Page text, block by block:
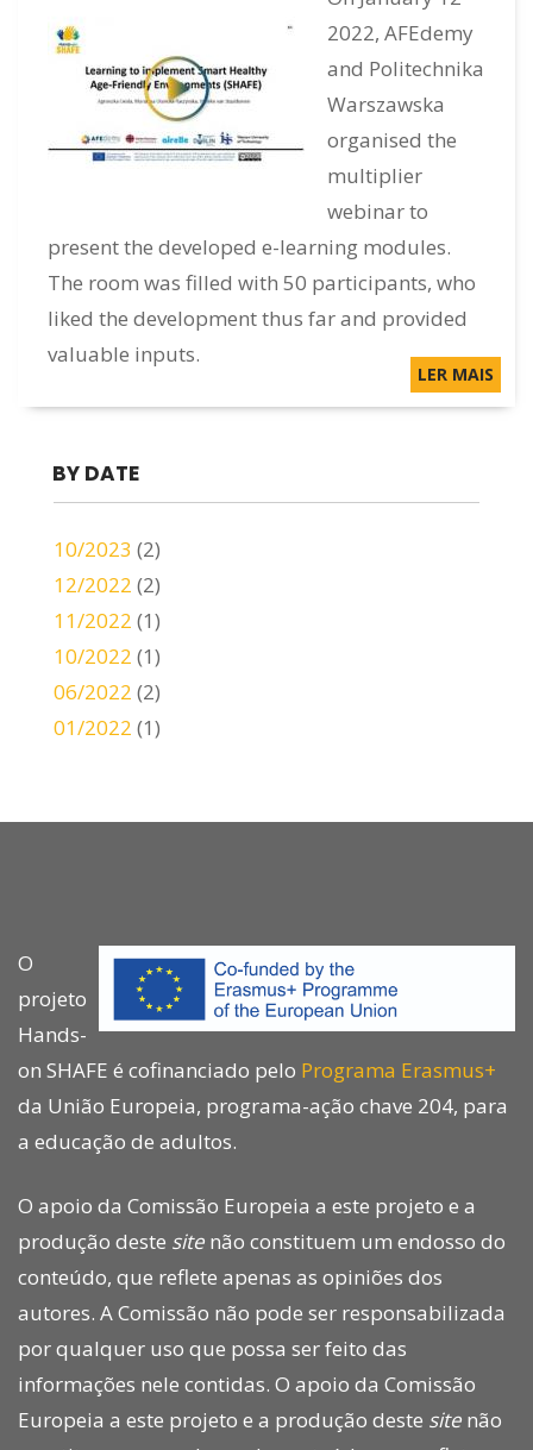
PT
2022, AFEdemy
and Politechnika
Warszawska
organised the
multiplier
webinar to
present the developed e-learning modules.
The room was filled with 50 participants, who
liked the development thus far and provided
valuable inputs.
LER MAIS
BY DATE
10/2023 (2)
12/2022 (2)
11/2022 (1)
10/2022 (1)
06/2022 (2)
01/2022 (1)
O
projeto
Hands-
on SHAFE é cofinanciado pelo Programa Erasmus+
da União Europeia, programa-ação chave 204, para
a educação de adultos.
O apoio da Comissão Europeia a este projeto e a
produção deste site não constituem um endosso do
conteúdo, que reflete apenas as opiniões dos
autores. A Comissão não pode ser responsabilizada
por qualquer uso que possa ser feito das
informações nele contidas. O apoio da Comissão
Europeia a este projeto e a produção deste site não